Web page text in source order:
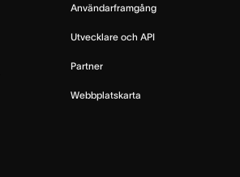
Användarframgång
Utvecklare och API
Partner
Webbplatskarta